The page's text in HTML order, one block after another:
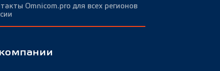
Omnicom.pro для всех регионов